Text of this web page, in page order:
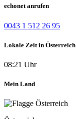
echonet anrufen
0043 1 512 26 95
Lokale Zeit in Österreich
08:21 Uhr
Mein Land